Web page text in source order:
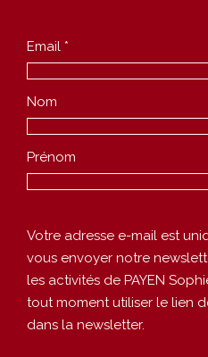
Email *
Nom
Prénom
Votre adresse e-mail est
vous envoyer notre
les activités de PAYEN
tout moment utiliser le lien
dans la newsletter.